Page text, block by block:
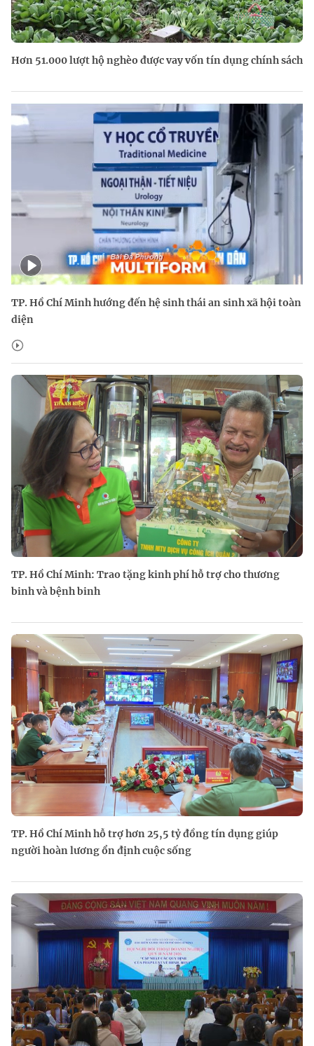
Hơn 51.000 lượt hộ nghèo được vay vốn tín dụng chính sách
TP. Hồ Chí Minh hướng đến hệ sinh thái an sinh xã hội toàn
diện
TP. Hồ Chí Minh: Trao tặng kinh phí hỗ trợ cho thương
binh và bệnh binh
TP. Hồ Chí Minh hỗ trợ hơn 25,5 tỷ đồng tín dụng giúp
người hoàn lương ổn định cuộc sống